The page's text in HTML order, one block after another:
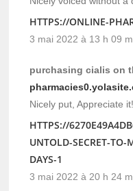
HTTPS://ONLINE-
3 mai 2022 à 13 h 09
purchasing cialis on
Nicely put, Appreciate it!
HTTPS://
UNTOLD-SECRET-TO-
DAYS-1
3 mai 2022 à 20 h 24